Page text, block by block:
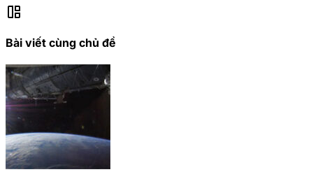
auto_awesome_mosaic
Bài viết cùng chủ đề